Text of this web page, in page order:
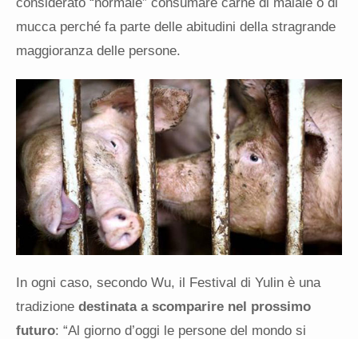
mucca perché fa parte delle abitudini della stragrande
maggioranza delle persone.
In ogni caso, secondo Wu, il Festival di Yulin è una
tradizione destinata a scomparire nel prossimo
futuro: “Al giorno d’oggi le persone del mondo si